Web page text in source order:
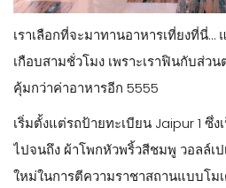
เราเลือกที่จะมาทานอาหารเที่ยงที่นี่…
เกือบสามชั่วโมง เพราะเราฟินกับส่ว
คุ้มกว่าค่าอาหารอีก 5555
เริ่มตั้งแต่รถป้ายทะเบียน Jaipur 1 ซึ่
ไปจนถึง ผ้าโพกหัวพริ้วสีชมพู วอลล์เ
ใหม่ในการตีความราชาสถานแบบโม